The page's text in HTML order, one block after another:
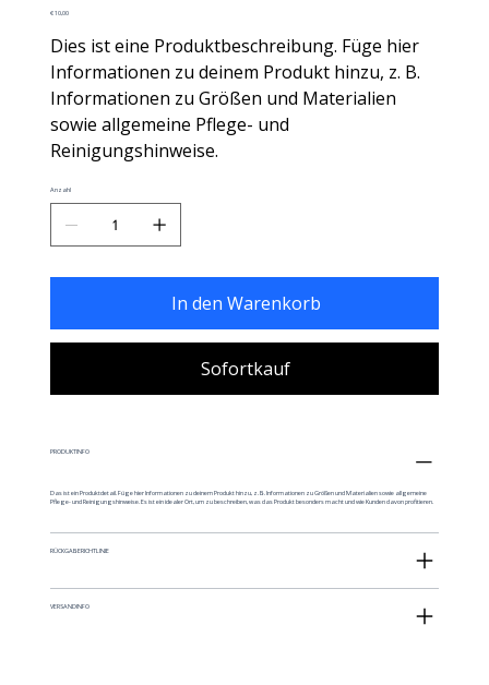
Preis
€ 10,00
Dies ist eine Produktbeschreibung. Füge hier
Informationen zu deinem Produkt hinzu, z. B.
Informationen zu Größen und Materialien
sowie allgemeine Pflege- und
Reinigungshinweise.
Anzahl
In den Warenkorb
Sofortkauf
PRODUKTINFO
Das ist ein Produktdetail. Füge hier Informationen zu deinem Produkt hinzu, z. B. Informationen zu Größen und Materialien sowie allgemeine
Pflege- und Reinigungshinweise. Es ist ein idealer Ort, um zu beschreiben, was das Produkt besonders macht und wie Kunden davon profitieren.
RÜCKGABERICHTLINIE
VERSANDINFO